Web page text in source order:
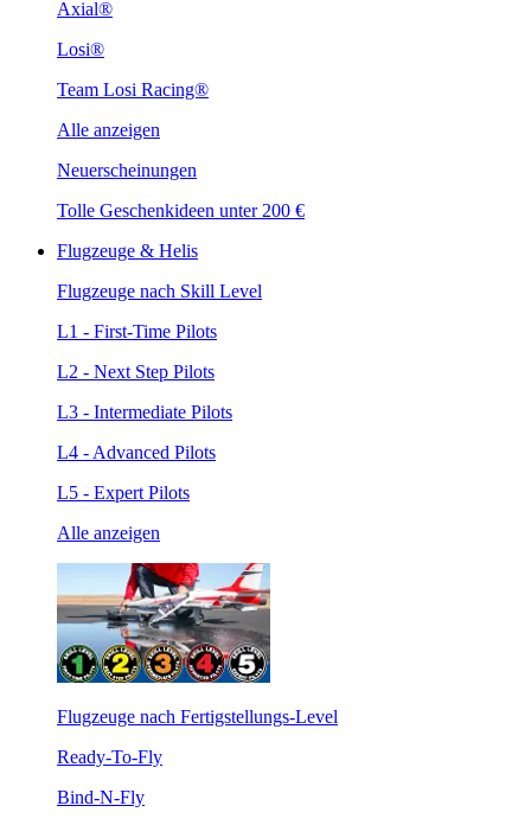
Axial®
Losi®
Team Losi Racing®
Alle anzeigen
Neuerscheinungen
Tolle Geschenkideen unter 200 €
Flugzeuge & Helis
Flugzeuge nach Skill Level
L1 - First-Time Pilots
L2 - Next Step Pilots
L3 - Intermediate Pilots
L4 - Advanced Pilots
L5 - Expert Pilots
Alle anzeigen
Flugzeuge nach Fertigstellungs-Level
Ready-To-Fly
Bind-N-Fly